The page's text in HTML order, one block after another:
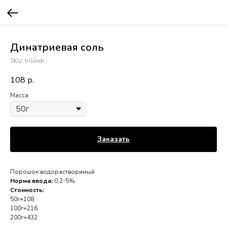
Динатриевая соль
SKU: trilondi
108 р.
Масса
Заказать
Порошок водорастворимый
Норма ввода: 0,2-5%
Стоимость:
50г=108
100г=216
200г=432